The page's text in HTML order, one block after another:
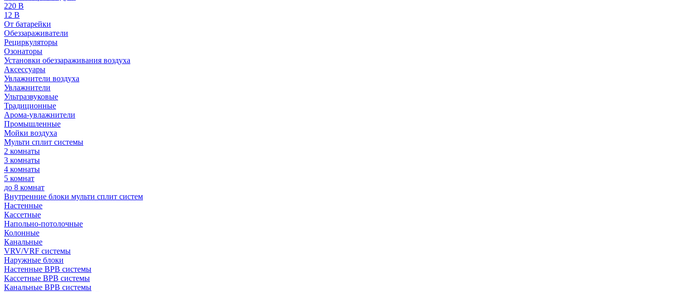
220 В
12 В
От батарейки
Обеззараживатели
Рециркуляторы
Озонаторы
Установки обеззараживания воздуха
Аксессуары
Увлажнители воздуха
Увлажнители
Ультразвуковые
Традиционные
Арома-увлажнители
Промышленные
Мойки воздуха
Мульти сплит системы
2 комнаты
3 комнаты
4 комнаты
5 комнат
до 8 комнат
Внутренние блоки мульти сплит систем
Настенные
Кассетные
Напольно-потолочные
Колонные
Канальные
VRV/VRF системы
Наружные блоки
Настенные ВРВ системы
Кассетные ВРВ системы
Канальные ВРВ системы